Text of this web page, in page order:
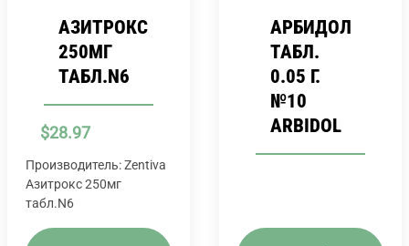
АЗИТРОКС
250МГ
ТАБЛ.N6
$28.97
Производитель: Zentiva
Азитрокс 250мг
табл.N6
АРБИДОЛ
ТАБЛ.
0.05 Г.
№10
ARBIDOL